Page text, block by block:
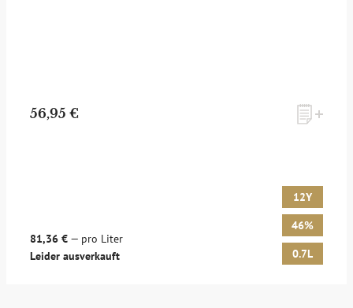
56,95 €
81,36 € — pro Liter
Leider ausverkauft
12Y
46%
0.7L